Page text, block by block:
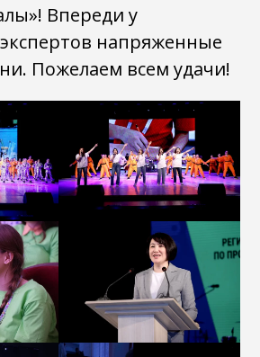
Впереди у
напряженные
Пожелаем всем удачи!